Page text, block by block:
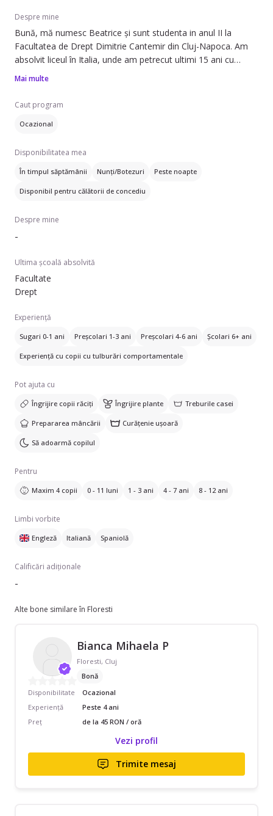
Despre mine
Bună, mă numesc Beatrice și sunt studenta in anul II la
Facultatea de Drept Dimitrie Cantemir din Cluj-Napoca. Am
absolvit liceul în Italia, unde am petrecut ultimi 15 ani cu
familia mea. Îmi plac copii, ma înțeleg foarte bine cu ei și îmi
le fac baie, am ajutat prietenele mamei mele mereu cu proprii
copii, deci sunt destul de obișnuita. Am stat și cu copii nou
născuți și cu cei mai mari, pana la vârsta de 12 ani. Îi pot
prepararea meselor și nu ma deranjează sa ajut la tot ce este
nevoie. Pot vorbi în Engleza cu copii pentru părinți care
fire foarte empatica si foarte fericita când se joaca cu cei
Mai multe
Caut program
Ocazional
Disponibilitatea mea
În timpul săptămânii Nunți/Botezuri Peste noapte
Disponibil pentru călătorii de concediu
Despre mine
-
Ultima școală absolvită
Facultate
Drept
Experiență
Sugari 0-1 ani Preșcolari 1-3 ani Preșcolari 4-6 ani Școlari 6+ ani
Experiență cu copii cu tulburări comportamentale
Pot ajuta cu
Îngrijire copii răciți Îngrijire plante Treburile casei
Prepararea mâncării Curățenie ușoară
Să adoarmă copilul
Pentru
Maxim 4 copii 0 - 11 luni 1 - 3 ani 4 - 7 ani 8 - 12 ani
Limbi vorbite
Engleză Italiană Spaniolă
Calificări adiționale
-
Alte bone similare în Floresti
Bianca Mihaela P
Floresti, Cluj
Bonă
Disponibilitate
Ocazional
Experiență
Peste 4 ani
Preț
de la 45 RON / oră
Vezi profil
Trimite mesaj